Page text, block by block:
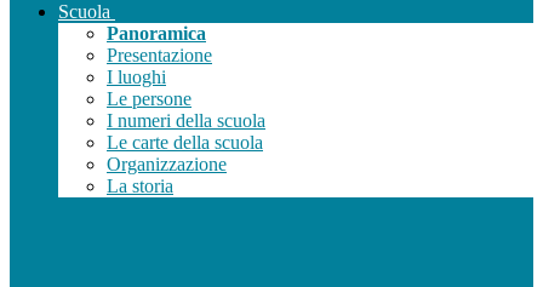
Scuola
Panoramica
Presentazione
I luoghi
Le persone
I numeri della scuola
Le carte della scuola
Organizzazione
La storia